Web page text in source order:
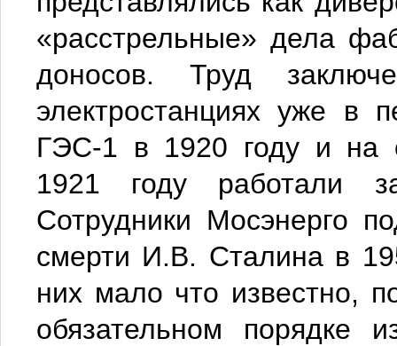
«расстрельные» дела
доносов. Труд
электростанциях уже в
ГЭС-1 в 1920 году и на
1921 году работали
Сотрудники Мосэнерго
смерти И.В. Сталина в
них мало что известно,
обязательном порядке